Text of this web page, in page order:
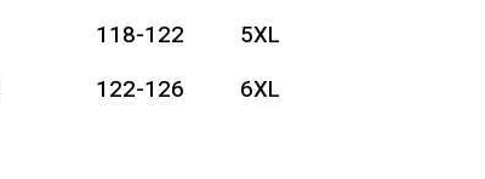
5XL
118-122
6XL
122-126